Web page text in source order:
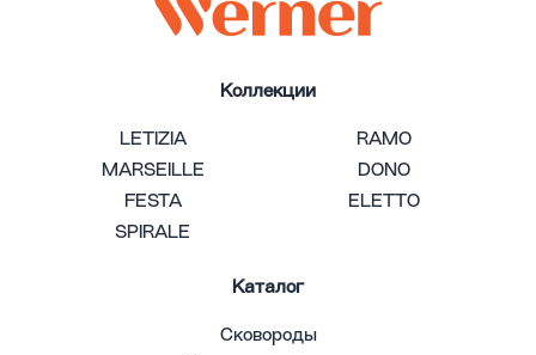
Коллекции
LETIZIA
RAMO
MARSEILLE
DONO
FESTA
ELETTO
SPIRALE
Каталог
Сковороды